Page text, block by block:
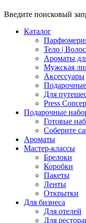
Введите поисковый
Каталог
Тело |
Ароматы
Мужская
Аксессуары
Для
Press
Подарочные
Готовые
Соберите
Ароматы
Мастер-классы
Брелоки
Коробки
Пакеты
Ленты
Открытки
Для бизнеса
Для отелей
Для